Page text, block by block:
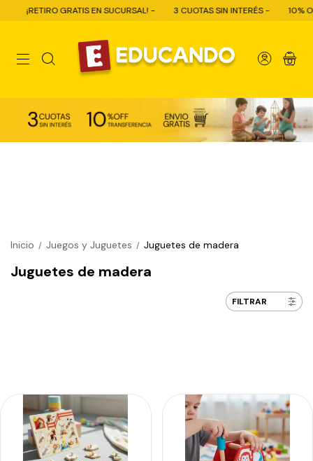
EN SUCURSAL! - 3 CUOTAS SIN INTERÉS - 10% OFF CON
0
Inicio / Juegos y Juguetes / Juguetes de madera
Juguetes de madera
FILTRAR